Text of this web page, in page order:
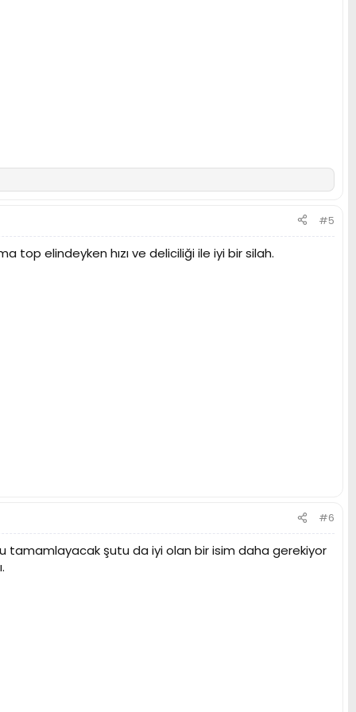
#5
top elindeyken hızı ve deliciliği ile iyi bir silah.
#6
tamamlayacak şutu da iyi olan bir isim daha gerekiyor